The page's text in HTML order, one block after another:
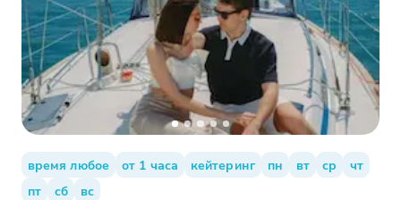
время любое от 1 часа кейтеринг пн вт ср
чт
пт
сб вс